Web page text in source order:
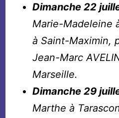
Dimanche 22
Marie-Madeleine
à Saint-Maximin,
Jean-Marc
Marseille.
Dimanche 29
Marthe à